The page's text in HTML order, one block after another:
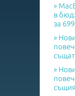
в
за